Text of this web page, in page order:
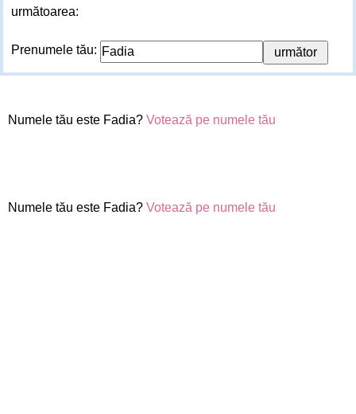
următoarea:
Prenumele tău:
Numele tău este Fadia? Votează pe numele tău
Numele tău este Fadia? Votează pe numele tău